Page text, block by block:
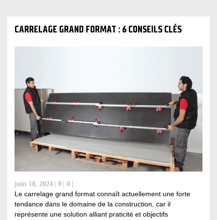
CARRELAGE GRAND FORMAT : 6 CONSEILS CLÉS
juin 18, 2024 0 0
Le carrelage grand format connaît actuellement une forte
tendance dans le domaine de la construction, car il
représente une solution alliant praticité et objectifs